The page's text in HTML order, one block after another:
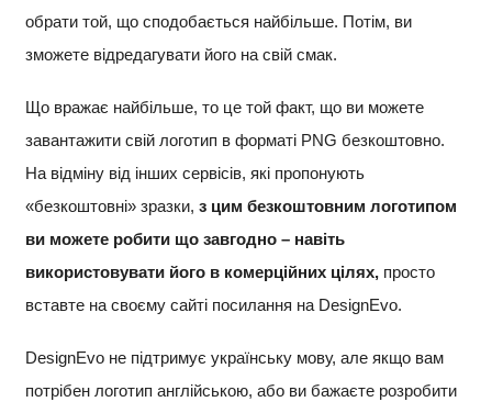
обрати той, що сподобається найбільше. Потім, ви
зможете відредагувати його на свій смак.
Що вражає найбільше, то це той факт, що ви можете
завантажити свій логотип в форматі PNG безкоштовно.
На відміну від інших сервісів, які пропонують
«безкоштовні» зразки, з цим безкоштовним логотипом
ви можете робити що завгодно – навіть
використовувати його в комерційних цілях, просто
вставте на своєму сайті посилання на DesignEvo.
DesignEvo не підтримує українську мову, але якщо вам
потрібен логотип англійською, або ви бажаєте розробити